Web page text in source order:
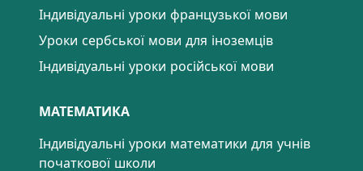
Індивідуальні уроки французької мови
Уроки сербської мови для іноземців
Індивідуальні уроки російської мови
МАТЕМАТИКА
Індивідуальні уроки математики для учнів
початкової школи